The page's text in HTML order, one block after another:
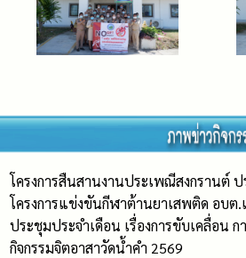
โครงการสืนสานงานประเพณีสงกรานต์
โครงการแข่งขันกีฬาต้านยาเสพติด อบ
ประชุมประจำเดือน เรื่องการขับเคลื่อน
กิจกรรมจิตอาสาวัดน้ำคำ 2569